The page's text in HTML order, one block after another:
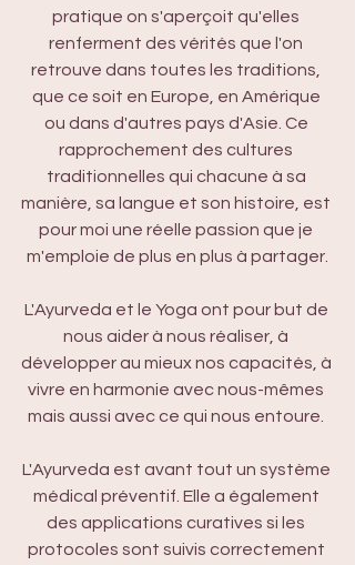
pratique on s'aperçoit qu'elles
renferment des vérités que l'on
retrouve dans toutes les traditions,
que ce soit en Europe, en Amérique
ou dans d'autres pays d'Asie. Ce
rapprochement des cultures
traditionnelles qui chacune à sa
manière, sa langue et son histoire, est
pour moi une réelle passion que je
m'emploie de plus en plus à partager.
L'Ayurveda et le Yoga ont pour but de
nous aider à nous réaliser, à
développer au mieux nos capacités, à
vivre en harmonie avec nous-mêmes
mais aussi avec ce qui nous entoure.
L'Ayurveda est avant tout un système
médical préventif. Elle a également
des applications curatives si les
protocoles sont suivis correctement